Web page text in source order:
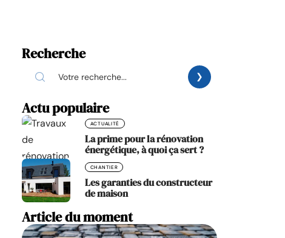
Recherche
Actu populaire
ACTUALITÉ
La prime pour la rénovation
énergétique, à quoi ça sert ?
CHANTIER
Les garanties du constructeur
de maison
Article du moment